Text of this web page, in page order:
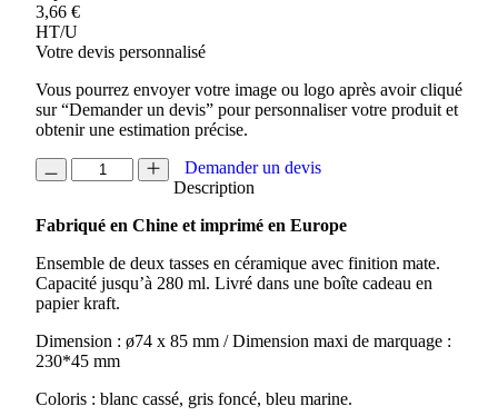
3,66 €
HT/U
Votre devis personnalisé
Vous pourrez envoyer votre image ou logo après avoir cliqué
sur “Demander un devis” pour personnaliser votre produit et
obtenir une estimation précise.
quantité
de
DE
TASSES
EN
CERAMIQUE
Demander un devis
Description
Fabriqué en Chine et imprimé en Europe
Ensemble de deux tasses en céramique avec finition mate.
Capacité jusqu’à 280 ml. Livré dans une boîte cadeau en
papier kraft.
Dimension : ø74 x 85 mm / Dimension maxi de marquage :
230*45 mm
Coloris : blanc cassé, gris foncé, bleu marine.